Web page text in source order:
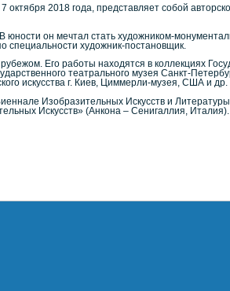
2018 года, представляет собой
юности он мечтал стать художником-
специальности художник-постановщик.
Его работы находятся в коллекциях
театрального музея Санкт-
искусства г. Киев, Циммерли-музея, США и др.
Изобразительных Искусств и
Искусств» (Анкона – Сенигаллия, Италия).